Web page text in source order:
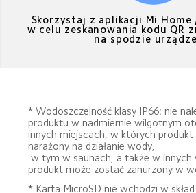
Skorzystaj z aplikacji Mi Home
w celu zeskanowania kodu QR
na spodzie
* Wodoszczelność klasy IP66: nie
produktu w nadmiernie wilgotnym
innych miejscach, w których produkt
narażony na działanie wody,
w tym w saunach, a także w innych warunkach, gdzie
produkt może zostać zanurzony w
* Karta MicroSD nie wchodzi w